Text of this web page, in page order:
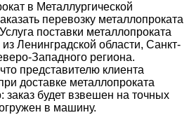
в Металлургической
перевозку металлопроката
поставки металлопроката
Ленинградской области, Санкт-
Западного региона.
представителю клиента
доставке металлопроката
заказ будет взвешен на точных
в машину.